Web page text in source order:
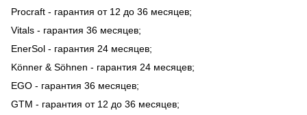
Procraft - гарантия от 12 до 36 месяцев;
Vitals - гарантия 36 месяцев;
EnerSol - гарантия 24 месяцев;
Könner & Söhnen - гарантия 24 месяцев;
EGO - гарантия 36 месяцев;
GTM - гарантия от 12 до 36 месяцев;